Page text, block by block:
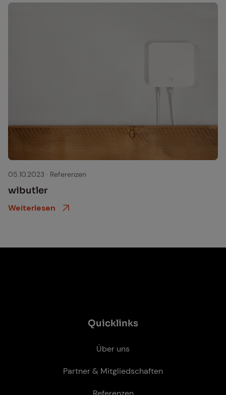
wibutler Gateway, jetzt Matter-fähig
05.10.2023 · Referenzen
wi­but­ler
Weiterlesen
Quicklinks
Über uns
Partner & Mitgliedschaften